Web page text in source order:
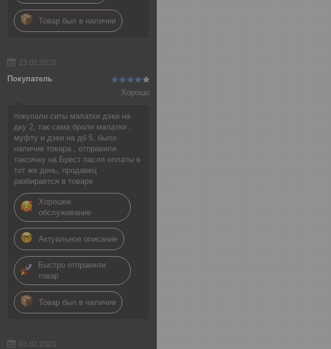
Товар был в наличии
23.02.2020
Покупатель
Хорошо
покупали ситы малатки дэки на
дку 2, так сама брали малатки ,
муфту и дэки на дб 5, было
наличие товара , отправили
таксичку на Брест пасля оплаты в
тот же день, продавец
разбирается в товаре
Хорошее
обслуживание
Актуальное описание
Быстро отправили
товар
Товар был в наличии
03.02.2020